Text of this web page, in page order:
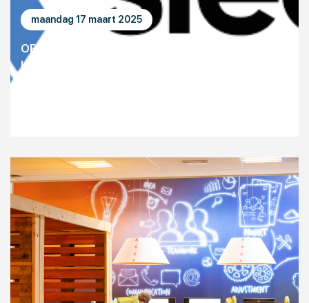
maandag 17 maart 2025
OE partner in grensoverschrijdend onderzoek
kleine windmolens